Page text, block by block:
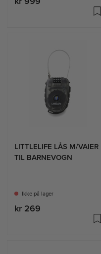
LITTLELIFE LÅS M/VAIER
TIL BARNEVOGN
Ikke på lager
kr 269